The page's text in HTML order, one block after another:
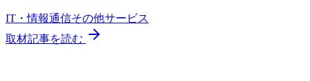
IT・情報通信その他サービス
取材記事を読む